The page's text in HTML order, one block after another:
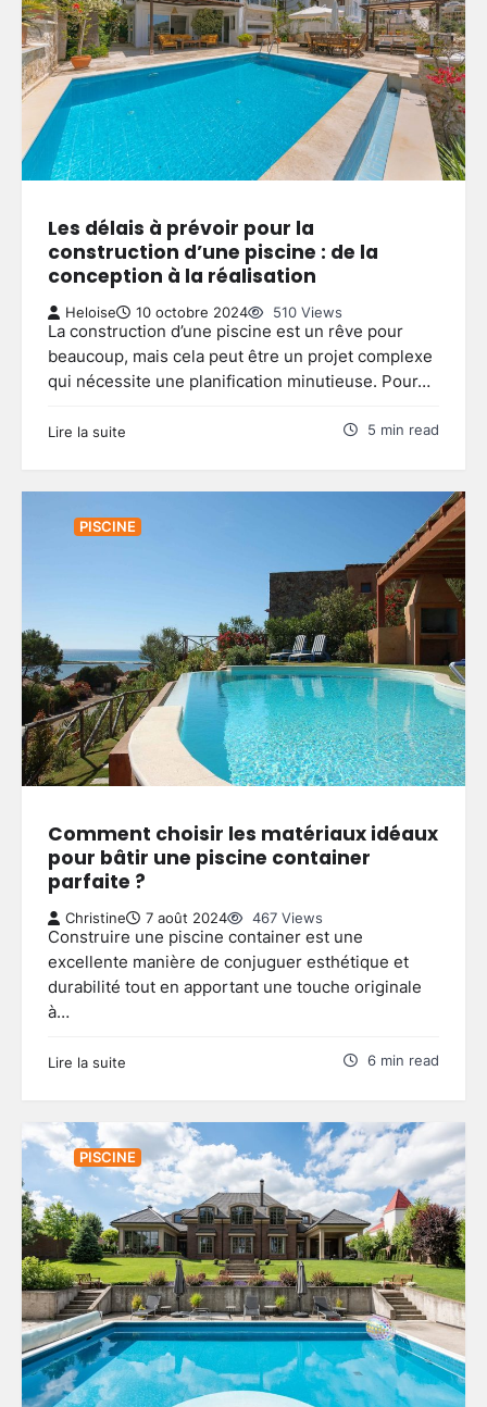
Les délais à prévoir pour la
construction d’une piscine : de la
conception à la réalisation
Heloise 10 octobre 2024 510 Views
La construction d’une piscine est un rêve pour
beaucoup, mais cela peut être un projet complexe
qui nécessite une planification minutieuse. Pour…
Lire la suite 5 min read
PISCINE
Comment choisir les matériaux idéaux
pour bâtir une piscine container
parfaite ?
Christine 7 août 2024 467 Views
Construire une piscine container est une
excellente manière de conjuguer esthétique et
durabilité tout en apportant une touche originale
à…
Lire la suite 6 min read
PISCINE